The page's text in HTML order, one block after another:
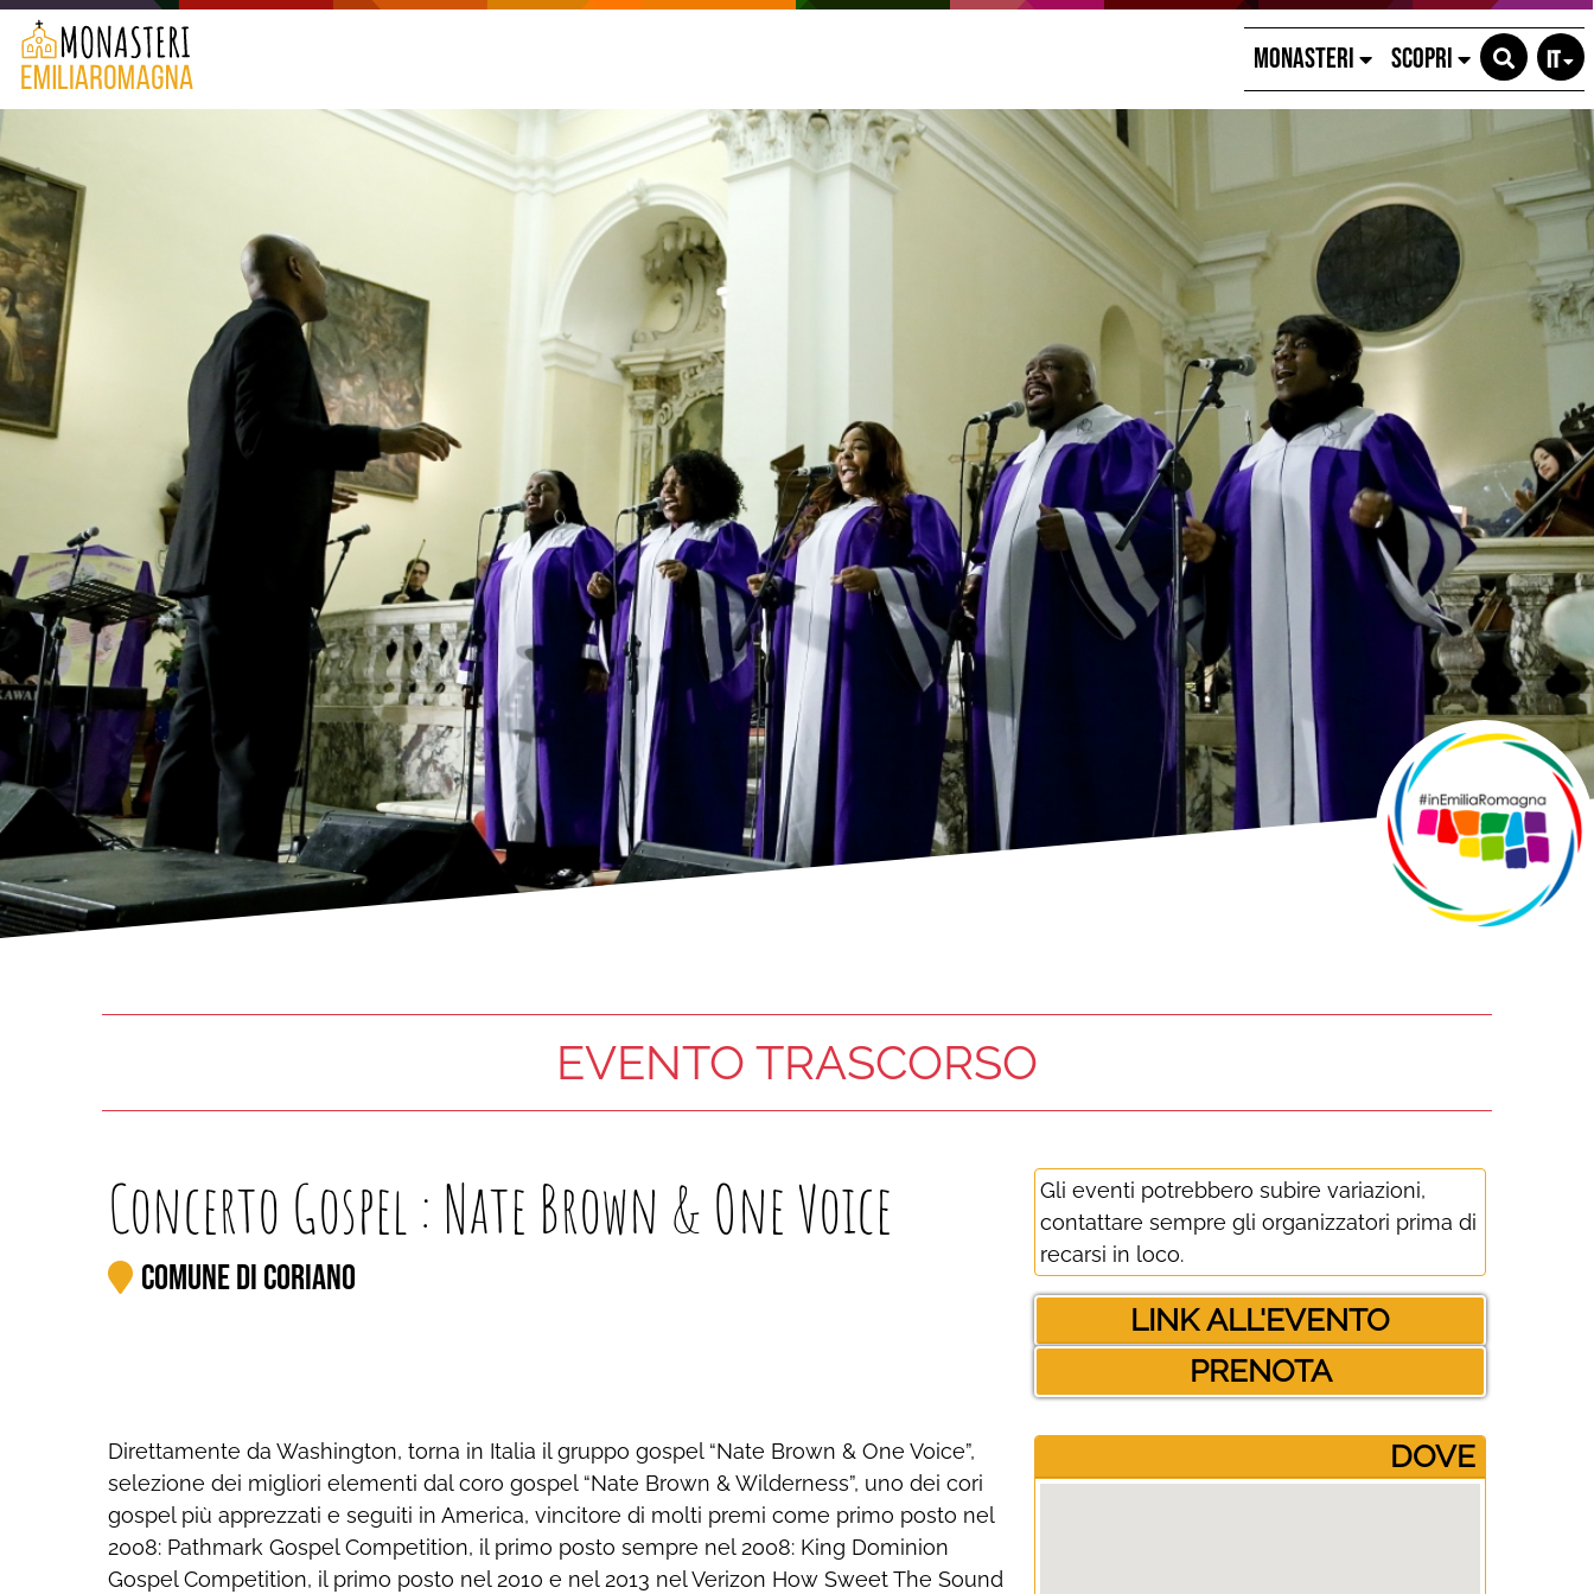
MONASTERI SCOPRI IT
EVENTO TRASCORSO
Concerto Gospel : Nate Brown & One Voice
Comune di Coriano
Gli eventi potrebbero subire variazioni,
contattare sempre gli organizzatori prima di
recarsi in loco.
LINK ALL'EVENTO
PRENOTA
Direttamente da Washington, torna in Italia il gruppo gospel “Nate Brown & One Voice”,
selezione dei migliori elementi dal coro gospel “Nate Brown & Wilderness”, uno dei cori
gospel più apprezzati e seguiti in America, vincitore di molti premi come primo posto nel
2008: Pathmark Gospel Competition, il primo posto sempre nel 2008: King Dominion
Gospel Competition, il primo posto nel 2010 e nel 2013 nel Verizon How Sweet The Sound
­DOVE